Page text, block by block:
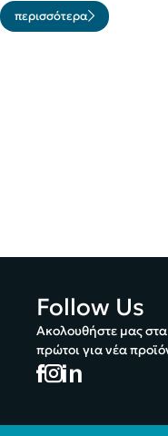
περισσότερα
Follow Us
Ακολουθήστε μας
πρώτοι για νέα